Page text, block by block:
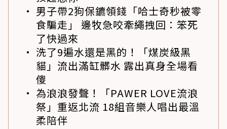
男子帶2狗保鑣領錢「哈士奇秒被零
食騙走」 邊牧急咬牽繩拽回：笨死
了快過來
洗了9遍水還是黑的！「煤炭級黑
貓」流出滿缸髒水 露出真身全場看
傻
為浪浪發聲！「PAWER LOVE流浪
祭」重返北流 18組音樂人唱出最溫
柔陪伴